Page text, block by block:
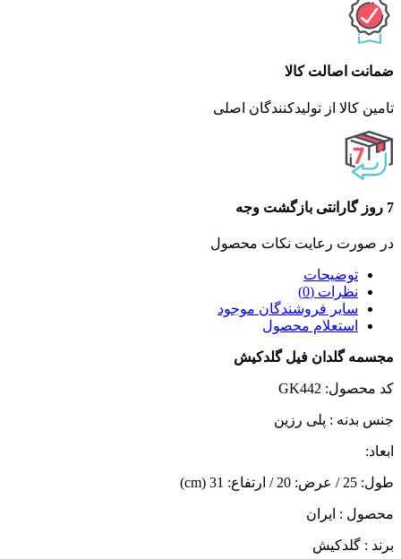
ضمانت اصالت کالا
تامین کالا از تولیدکنندگان اصلی
7 روز گارانتی بازگشت وجه
در صورت رعایت نکات محصول
توضیحات
نظرات (0)
سایر فروشندگان موجود
استعلام محصول
مجسمه گلدان فیل گلدکیش
کد محصول: GK442
جنس بدنه : پلی رزین
ابعاد:
طول: 25 / عرض: 20 / ارتفاع: 31 (cm)
محصول : ایران
برند : گلدکیش